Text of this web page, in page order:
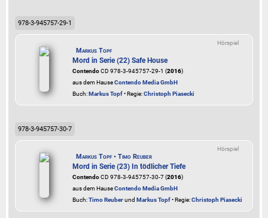
978-3-945757-29-1
Hörspiel
Markus Topf
Mord in Serie (22) Safe House
ContendoCD 978-3-945757-29-1 (2016)
aus dem HauseContendo Media GmbH
Buch:Markus Topf• Regie:Christoph Piasecki
978-3-945757-30-7
Hörspiel
Markus Topf • Timo Reuber
Mord in Serie (23) In tödlicher Tiefe
ContendoCD 978-3-945757-30-7 (2016)
aus dem HauseContendo Media GmbH
Buch:Timo Reuberund Markus Topf• Regie:Christoph Piasecki